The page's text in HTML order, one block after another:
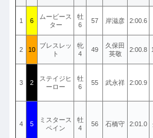
1 6
ムービース
ター
牡
6
57 岸滋彦 2:00.6
2 10
ブレスレッ
ト
牝
4
49
久保田
英敬
2:00.8
3 2
ステイジヒ
ーロー
牡
6
55 武永祥 2:00.9
4 5
ミスタース
ペイン
牡
4
56 石橋守 2:01.0